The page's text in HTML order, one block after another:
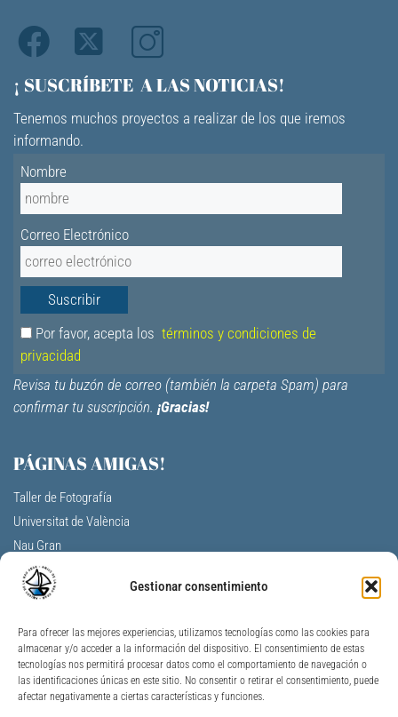
Gestionar consentimiento
Para ofrecer las mejores experiencias, utilizamos tecnologías como las cookies para
almacenar y/o acceder a la información del dispositivo. El consentimiento de estas
tecnologías nos permitirá procesar datos como el comportamiento de navegación o
las identificaciones únicas en este sitio. No consentir o retirar el consentimiento, puede
afectar negativamente a ciertas características y funciones.
¡ SUSCRÍBETE A LAS NOTICIAS!
Tenemos muchos proyectos a realizar de los que iremos
informando.
Nombre
Correo Electrónico
Por favor, acepta los términos y condiciones de
privacidad
Revisa tu buzón de correo (también la carpeta Spam) para
confirmar tu suscripción. ¡Gracias!
PÁGINAS AMIGAS!
Taller de Fotografía
Universitat de València
Nau Gran
Centro Cultural La Nau
F.V. Aulas de la tercera edad
Universidad Permanente de Alicante
Universitat per a Majors Jaume I
Unimajors Gandia